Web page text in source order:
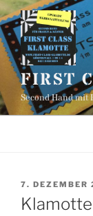
Zum
Inhalt
springen
FIRST
Second Hand mit
AM
7. DEZEMBER